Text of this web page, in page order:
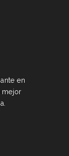
en
mejor